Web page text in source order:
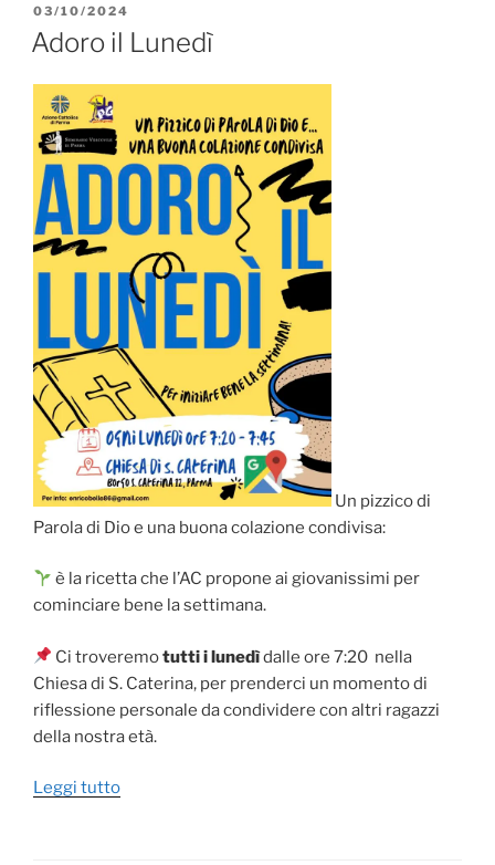
26-
PUBBLICATO
IL
03/10/2024
Adoro il Lunedì
Un pizzico di
Parola di Dio e una buona colazione condivisa:
è la ricetta che l’AC propone ai giovanissimi per
cominciare bene la settimana.
Ci troveremotutti i lunedìdalle ore 7:20 nella
Chiesa di S. Caterina, per prenderci un momento di
riflessione personale da condividere con altri ragazzi
della nostra età.
Leggi tutto“Adoro